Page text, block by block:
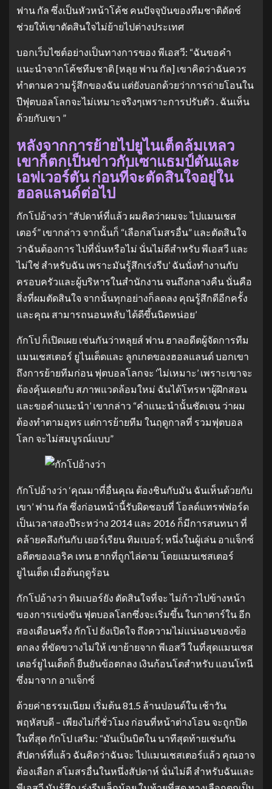
ฟาน กัล ซึ่งเป็นหัวหน้าโค้ช คนปัจจุบันของทีมชาติดัตช์
ช่วยให้เขาตัดสินใจไม่ย้ายไปต่างประเทศ
บอกเว็บไซต์อย่างเป็นทางการของ พีเอสวี: “ฉันขอคำ
แนะนำจากโค้ชทีมชาติ [หลุย ฟาน กัล] เขาคิดว่าฉันควร
ทำตามความรู้สึกของฉัน แต่ยังบอกด้วยว่าการถ่ายโอนใน
ปีฟุตบอลโลกจะไม่เหมาะจริงๆเพราะการปรับตัว . ฉันเห็น
ด้วยกับเขา ”
หลังจากการย้ายไปยูไนเต็ดล้มเหลว
เขาก็ตกเป็นข่าวกับเซาแธมป์ตันและ
เอฟเวอร์ตัน ก่อนที่จะตัดสินใจอยู่ใน
ฮอลแลนด์ต่อไป
กักโปอ้างว่า “สัปดาห์ที่แล้ว ผมคิดว่าผมจะ ไปแมนเชส
เตอร์” เขากล่าว จากนั้นก็ “เลือกสโมสรอื่น” และตัดสินใจ
ว่าฉันต้องการ ไปที่นั่นหรือไม่ นั่นไม่ดีสำหรับ พีเอสวี และ
ไม่ใช่ สำหรับฉัน เพราะมันรู้สึกเร่งรีบ’ ฉันนั่งทำงานกับ
ครอบครัวและผู้บริหารในสำนักงาน จนถึงกลางคืน นั่นคือ
สิ่งที่ผมตัดสินใจ จากนั้นทุกอย่างก็ลดลง คุณรู้สึกดีอีกครั้ง
และคุณ สามารถนอนหลับ ได้ดีขึ้นนิดหน่อย’
กักโป ก็เปิดเผย เช่นกันว่าหลุยส์ ฟาน ฮาลอดีตผู้จัดการทีม
แมนเชสเตอร์ ยูไนเต็ดและ ลูกเกดของฮอลแลนด์ บอกเขา
ถึงการย้ายทีมก่อน ฟุตบอลโลกจะ ‘ไม่เหมาะ’ เพราะเขาจะ
ต้องคุ้นเคยกับ สภาพแวดล้อมใหม่ ฉันได้โทรหาผู้ฝึกสอน
และขอคำแนะนำ’ เขากล่าว “คำแนะนำนั้นชัดเจน ว่าผม
ต้องทำตามอุทร แต่การย้ายทีม ในฤดูกาลที่ รวมฟุตบอล
โลก จะไม่สมบูรณ์แบบ”
กักโปอ้างว่า ‘คุณมาที่อื่นคุณ ต้องชินกับมัน ฉันเห็นด้วยกับ
เขา’ ฟาน กัล ซึ่งก่อนหน้านี้รับผิดชอบที่ โอลด์แทรฟฟอร์ด
เป็นเวลาสองปีระหว่าง 2014 และ 2016 ก็มีการสนทนา ที่
คล้ายคลึงกันกับ เยอร์เรียน ทิมเบอร์; หนึ่งในผู้เล่น อาแจ็กซ์
อดีตของเอริค เทน ฮากที่ถูกไล่ตาม โดยแมนเชสเตอร์
ยูไนเต็ด เมื่อต้นฤดูร้อน
กักโปอ้างว่า ทิมเบอร์ยัง ตัดสินใจที่จะ ไม่ก้าวไปข้างหน้า
ของการแข่งขัน ฟุตบอลโลกซึ่งจะเริ่มขึ้น ในกาตาร์ใน อีก
สองเดือนครึ่ง กักโป ยังเปิดใจ ถึงความไม่แน่นอนของข้อ
ตกลง ที่ขัดขวางไม่ให้ เขาย้ายจาก พีเอสวี ในที่สุดแมนเชส
เตอร์ยูไนเต็ดก็ ยืนยันข้อตกลง เงินก้อนโตสำหรับ แอนโทนี
ซึ่งมาจาก อาแจ็กซ์
ด้วยค่าธรรมเนียม เริ่มต้น 81.5 ล้านปอนด์ใน เช้าวัน
พฤหัสบดี – เพียงไม่กี่ชั่วโมง ก่อนที่หน้าต่างโอน จะถูกปิด
ในที่สุด กักโป เสริม: “มันเป็นบิตใน นาทีสุดท้ายเช่นกัน
สัปดาห์ที่แล้ว ฉันคิดว่าฉันจะ ไปแมนเชสเตอร์แล้ว คุณอาจ
ต้องเลือก สโมสรอื่นในหนึ่งสัปดาห์ นั่นไม่ดี สำหรับฉันและ